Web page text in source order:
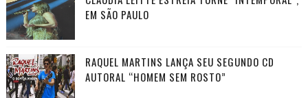
EM SÃO PAULO
RAQUEL MARTINS LANÇA SEU SEGUNDO CD
AUTORAL “HOMEM SEM ROSTO”